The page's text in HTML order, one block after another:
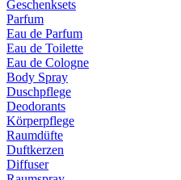
Geschenksets
Parfum
Eau de Parfum
Eau de Toilette
Eau de Cologne
Body Spray
Duschpflege
Deodorants
Körperpflege
Raumdüfte
Duftkerzen
Diffuser